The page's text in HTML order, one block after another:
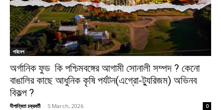
পরিবেশ
অর্গানিক ফুড কি পশ্চিমবঙ্গের আগামী সোনালী সম্পদ ? কেনো
বাঙালির কাছে আধুনিক কৃষি পর্যটন(এগ্রো-ট্যুরিজম) অভিনব
বিকল্প ?
দীপান্বিতা চক্রবর্তী - 5 March, 2026 0